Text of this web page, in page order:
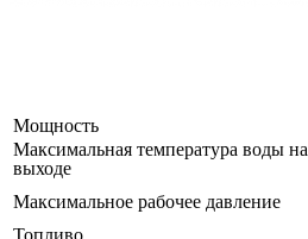
Мощность
Максимальная температура воды на
выходе
Максимальное рабочее давление